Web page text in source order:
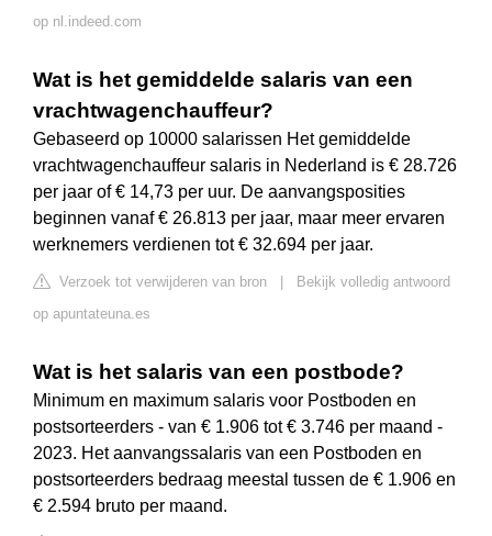
op nl.indeed.com
Wat is het gemiddelde salaris van een
vrachtwagenchauffeur?
Gebaseerd op 10000 salarissen Het gemiddelde
vrachtwagenchauffeur salaris in Nederland is € 28.726
per jaar of € 14,73 per uur. De aanvangsposities
beginnen vanaf € 26.813 per jaar, maar meer ervaren
werknemers verdienen tot € 32.694 per jaar.
Verzoek tot verwijderen van bron
Bekijk volledig antwoord
op apuntateuna.es
Wat is het salaris van een postbode?
Minimum en maximum salaris voor Postboden en
postsorteerders - van € 1.906 tot € 3.746 per maand -
2023. Het aanvangssalaris van een Postboden en
postsorteerders bedraag meestal tussen de € 1.906 en
€ 2.594 bruto per maand.